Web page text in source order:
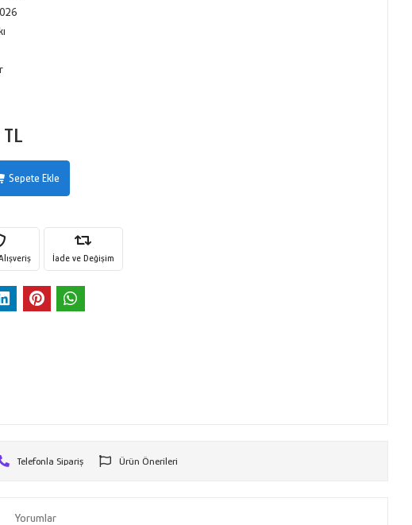
Sepete Ekle
İade ve Değişim
Telefonla Sipariş Ürün Önerileri
Yorumlar